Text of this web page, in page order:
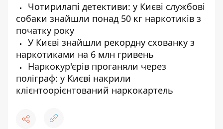
Чотирилапі детективи: у Києві службові
собаки знайшли понад 50 кг наркотиків з
початку року
У Києві знайшли рекордну схованку з
наркотиками на 6 млн гривень
Наркокур'єрів проганяли через
поліграф: у Києві накрили
клієнтоорієнтований наркокартель